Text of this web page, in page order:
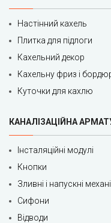
Настінний кахель
Плитка для підлоги
Кахельний декор
Кахельну фриз і
Куточки для кахлю
КАНАЛІЗАЦІЙНА
Інсталяційні модулі
Кнопки
Зливні і напускні
Сифони
Відводи